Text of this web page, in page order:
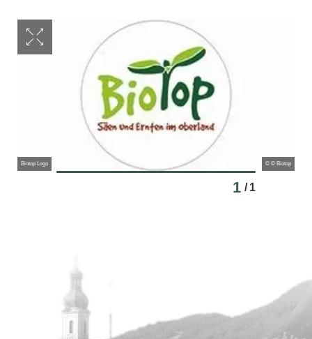
© © Biotop
Biotop Logo
1 / 1